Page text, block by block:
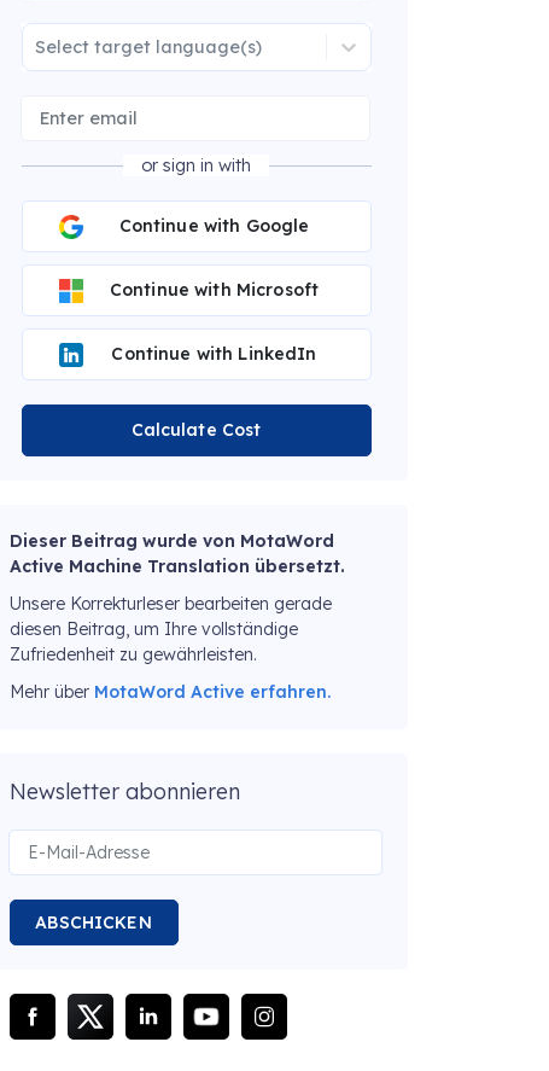
Select target language(s)
or sign in with
Continue with Google
Continue with Microsoft
Continue with LinkedIn
Calculate Cost
Dieser Beitrag wurde von MotaWord
Active Machine Translation übersetzt.
Unsere Korrekturleser bearbeiten gerade
diesen Beitrag, um Ihre vollständige
Zufriedenheit zu gewährleisten.
Mehr über MotaWord Active erfahren.
Newsletter abonnieren
ABSCHICKEN